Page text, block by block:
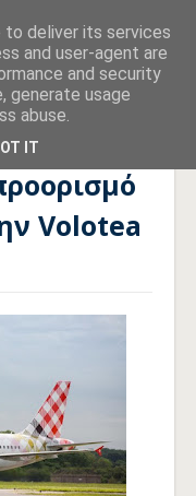
προορισμό την
Volotea
to deliver its services
and user-agent are
and security
generate usage
abuse.
IT